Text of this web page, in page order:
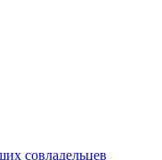
совладельцев